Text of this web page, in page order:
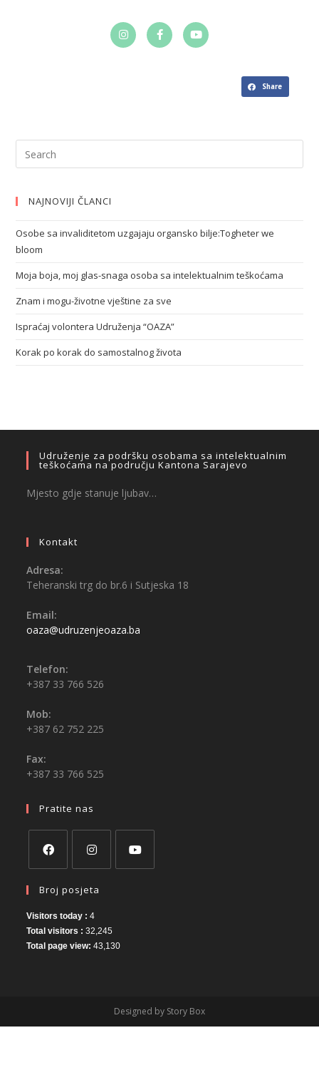
Share
NAJNOVIJI ČLANCI
Osobe sa invaliditetom uzgajaju organsko bilje:Togheter we
bloom
Moja boja, moj glas-snaga osoba sa intelektualnim teškoćama
Znam i mogu-životne vještine za sve
Ispraćaj volontera Udruženja “OAZA”
Korak po korak do samostalnog života
Udruženje za podršku osobama sa intelektualnim
teškoćama na području Kantona Sarajevo
Mjesto gdje stanuje ljubav…
Kontakt
Adresa:
Teheranski trg do br.6 i Sutjeska 18
Email:
oaza@udruzenjeoaza.ba
Telefon:
+387 33 766 526
Mob:
+387 62 752 225
Fax:
+387 33 766 525
Pratite nas
Broj posjeta
Visitors today :4
Total visitors :32,245
Total page view:43,130
Designed by Story Box